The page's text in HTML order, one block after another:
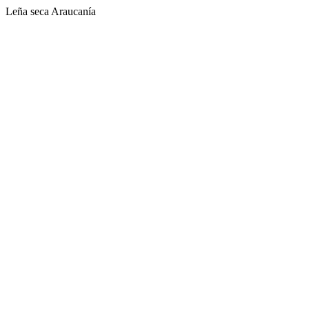
Leña seca Araucanía